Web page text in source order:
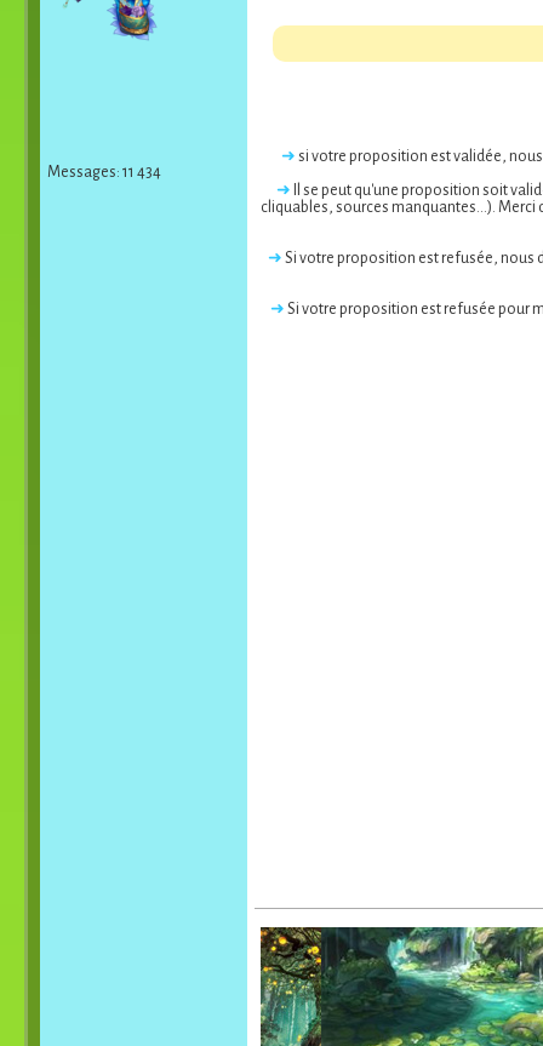
Messages: 11 434
➜ si votre proposition est validée,
➜ Il se peut qu'une proposition soit
cliquables, sources manquantes...).
➜ Si votre proposition est refusée, nous
➜ Si votre proposition est refusée pour